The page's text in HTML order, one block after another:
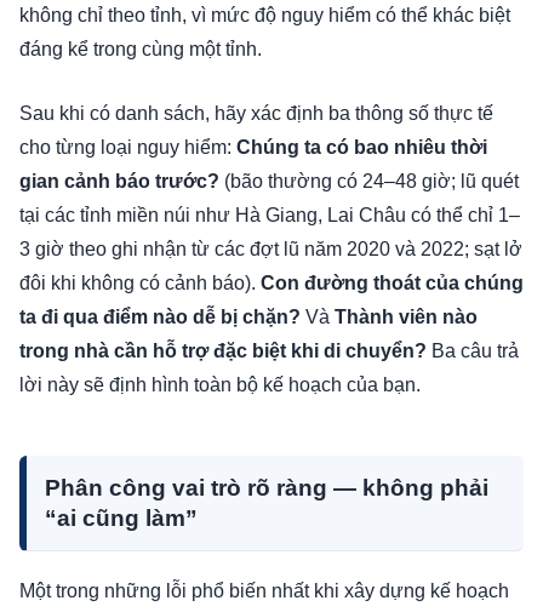
không chỉ theo tỉnh, vì mức độ nguy hiểm có thể khác biệt
đáng kể trong cùng một tỉnh.
Sau khi có danh sách, hãy xác định ba thông số thực tế
cho từng loại nguy hiểm: Chúng ta có bao nhiêu thời
gian cảnh báo trước? (bão thường có 24–48 giờ; lũ quét
tại các tỉnh miền núi như Hà Giang, Lai Châu có thể chỉ 1–
3 giờ theo ghi nhận từ các đợt lũ năm 2020 và 2022; sạt lở
đôi khi không có cảnh báo). Con đường thoát của chúng
ta đi qua điểm nào dễ bị chặn? Và Thành viên nào
trong nhà cần hỗ trợ đặc biệt khi di chuyển? Ba câu trả
lời này sẽ định hình toàn bộ kế hoạch của bạn.
Phân công vai trò rõ ràng — không phải
“ai cũng làm”
Một trong những lỗi phổ biến nhất khi xây dựng kế hoạch